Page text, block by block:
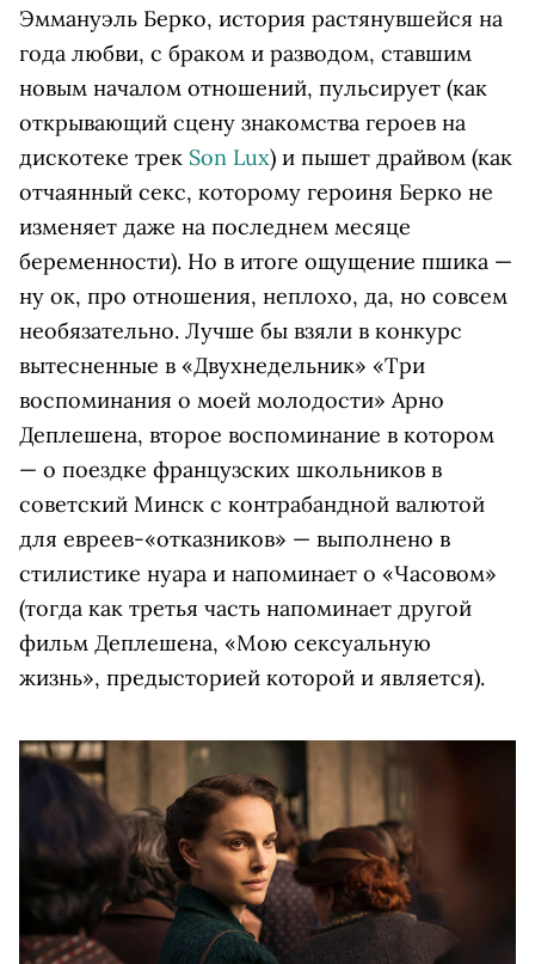
Эммануэль Берко, история растянувшейся на
года любви, с браком и разводом, ставшим
новым началом отношений, пульсирует (как
открывающий сцену знакомства героев на
дискотеке трек Son Lux) и пышет драйвом (как
отчаянный секс, которому героиня Берко не
изменяет даже на последнем месяце
беременности). Но в итоге ощущение пшика —
ну ок, про отношения, неплохо, да, но совсем
необязательно. Лучше бы взяли в конкурс
вытесненные в «Двухнедельник» «Три
воспоминания о моей молодости» Арно
Деплешена, второе воспоминание в котором
— о поездке французских школьников в
советский Минск с контрабандной валютой
для евреев-«отказников» — выполнено в
стилистике нуара и напоминает о «Часовом»
(тогда как третья часть напоминает другой
фильм Деплешена, «Мою сексуальную
жизнь», предысторией которой и является).